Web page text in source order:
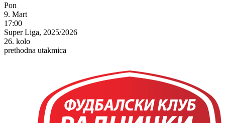
Pon
9. Mart
17:00
Super Liga, 2025/2026
26. kolo
prethodna utakmica